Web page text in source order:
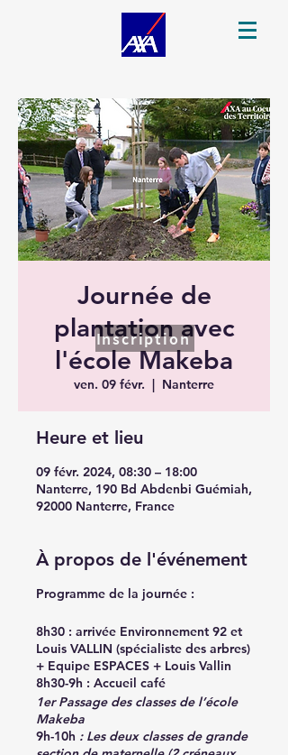
Journée de
plantation avec
l'école Makeba
ven. 09 févr.
  |
Nanterre
Heure et lieu
09 févr. 2024, 08:30 – 18:00
Nanterre, 190 Bd Abdenbi Guémiah,
92000 Nanterre, France
À propos de l'événement
Programme de la journée :
8h30 : arrivée Environnement 92 et
Louis VALLIN (spécialiste des arbres)
+ Equipe ESPACES + Louis Vallin
8h30-9h : Accueil café
1er Passage des classes de l’école
Makeba
9h-10h : Les deux classes de grande
Inscription